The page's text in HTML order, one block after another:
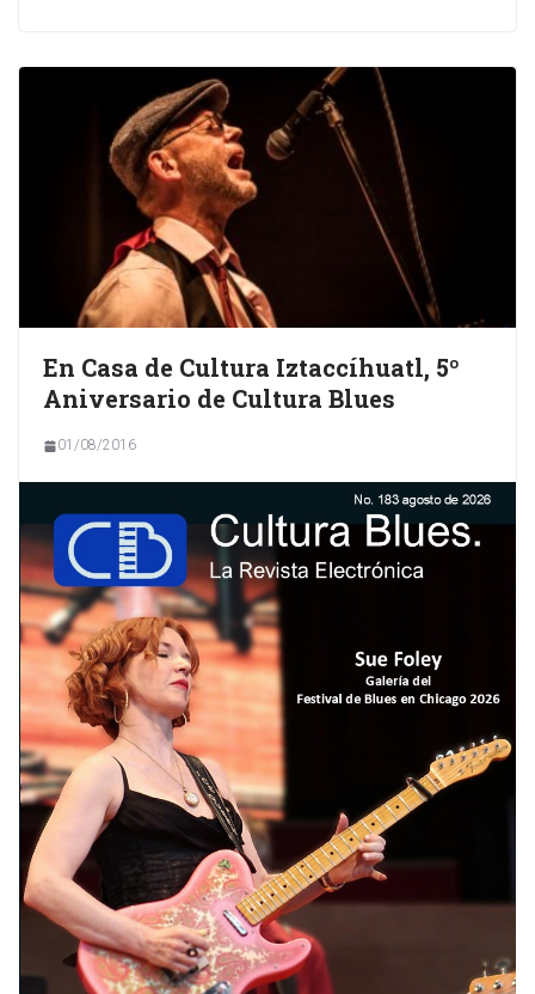
En Casa de Cultura Iztaccíhuatl, 5º
Aniversario de Cultura Blues
01/08/2016